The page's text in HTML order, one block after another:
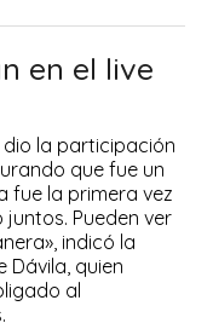
en el live
la participación
que fue un
fue la primera vez
Pueden ver
indicó la
quien
al